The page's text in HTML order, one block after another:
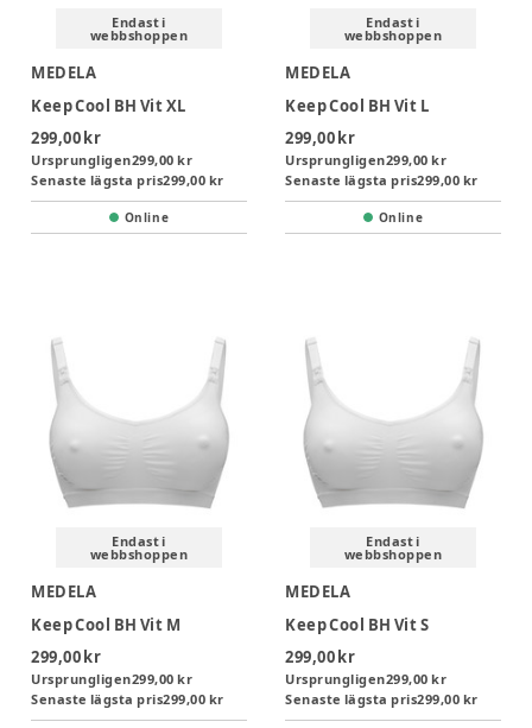
Endast i
webbshoppen
MEDELA
Keep Cool BH Vit XL
299,00 kr
Ursprungligen299,00 kr
Senaste lägsta pris299,00 kr
Online
Endast i
webbshoppen
MEDELA
Keep Cool BH Vit L
299,00 kr
Ursprungligen299,00 kr
Senaste lägsta pris299,00 kr
Online
Endast i
webbshoppen
MEDELA
Keep Cool BH Vit M
299,00 kr
Ursprungligen299,00 kr
Senaste lägsta pris299,00 kr
Endast i
webbshoppen
MEDELA
Keep Cool BH Vit S
299,00 kr
Ursprungligen299,00 kr
Senaste lägsta pris299,00 kr